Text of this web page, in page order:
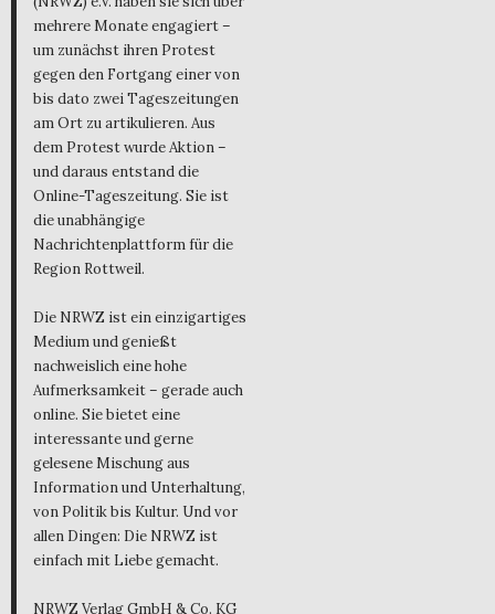
mehrere Monate engagiert –
um zunächst ihren Protest
gegen den Fortgang einer von
bis dato zwei Tageszeitungen
am Ort zu artikulieren. Aus
dem Protest wurde Aktion –
und daraus entstand die
Online-Tageszeitung. Sie ist
die unabhängige
Nachrichtenplattform für die
Region Rottweil.
Die NRWZ ist ein einzigartiges
Medium und genießt
nachweislich eine hohe
Aufmerksamkeit – gerade auch
online. Sie bietet eine
interessante und gerne
gelesene Mischung aus
Information und Unterhaltung,
von Politik bis Kultur. Und vor
allen Dingen: Die NRWZ ist
einfach mit Liebe gemacht.
NRWZ Verlag GmbH & Co. KG